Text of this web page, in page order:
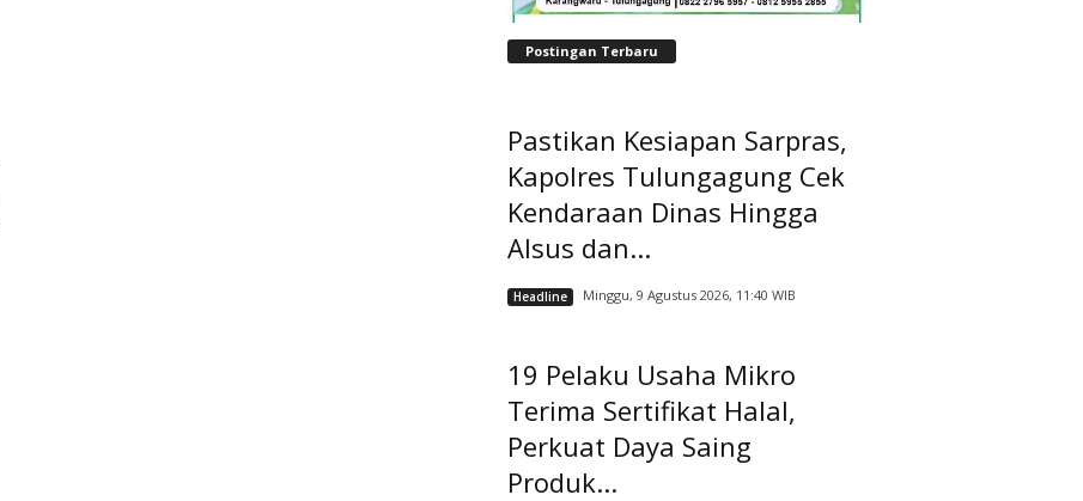
Postingan Terbaru
Pastikan Kesiapan Sarpras,
Kapolres Tulungagung Cek
Kendaraan Dinas Hingga
Alsus dan...
Headline Minggu, 9 Agustus 2026, 11:40 WIB
19 Pelaku Usaha Mikro
Terima Sertifikat Halal,
Perkuat Daya Saing
Produk...